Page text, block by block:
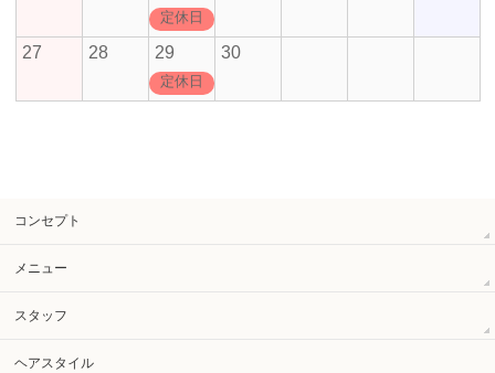
定休日
27 28 29
定休日
30
コンセプト
メニュー
スタッフ
ヘアスタイル